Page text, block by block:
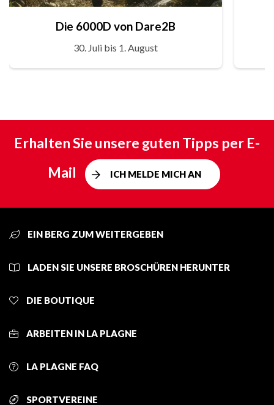
Die 6000D von Dare2B
30. Juli bis 1. August
Erhalten Sie unsere guten Tipps per E-
Mail
ICH MELDE MICH AN
EIN BERG ZUM WEITERGEBEN
LADEN SIE UNSERE BROSCHÜREN HERUNTER
DIE BOUTIQUE
ARBEITEN IN LA PLAGNE
LA PLAGNE FAQ
SPORTVEREINE